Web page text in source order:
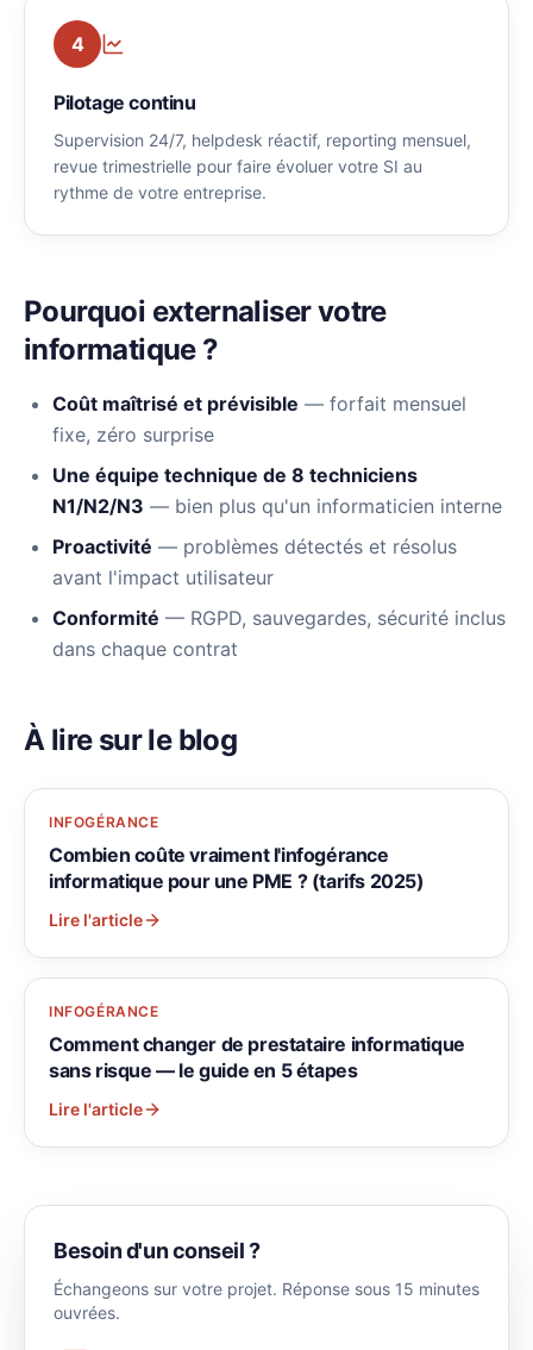
4
Pilotage continu
Supervision 24/7, helpdesk réactif, reporting mensuel,
revue trimestrielle pour faire évoluer votre SI au
rythme de votre entreprise.
Pourquoi externaliser votre
informatique ?
Coût maîtrisé et prévisible — forfait mensuel
fixe, zéro surprise
Une équipe technique de 8 techniciens
N1/N2/N3 — bien plus qu'un informaticien interne
Proactivité — problèmes détectés et résolus
avant l'impact utilisateur
Conformité — RGPD, sauvegardes, sécurité inclus
dans chaque contrat
À lire sur le blog
INFOGÉRANCE
Combien coûte vraiment l'infogérance
informatique pour une PME ? (tarifs 2025)
Lire l'article
INFOGÉRANCE
Comment changer de prestataire informatique
sans risque — le guide en 5 étapes
Lire l'article
Besoin d'un conseil ?
Échangeons sur votre projet. Réponse sous 15 minutes
ouvrées.